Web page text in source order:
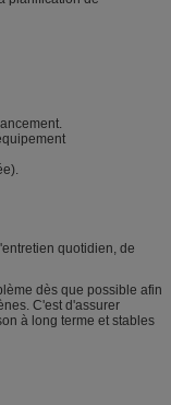
quotidien, de
dès que possible afin
C'est d'assurer
à long terme et stables